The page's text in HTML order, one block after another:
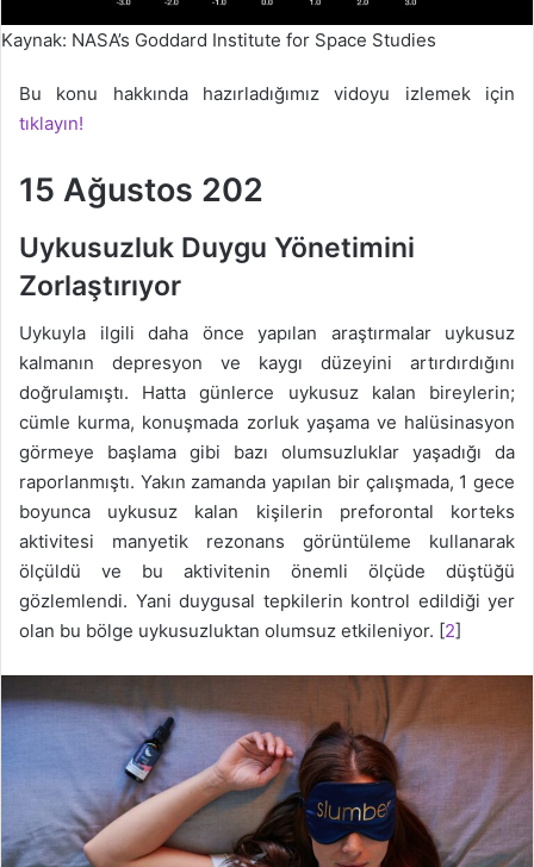
Kaynak: NASA’s Goddard Institute for Space Studies
Bu konu hakkında hazırladığımız vidoyu izlemek için
tıklayın!
15 Ağustos 202
Uykusuzluk Duygu Yönetimini
Zorlaştırıyor
Uykuyla ilgili daha önce yapılan araştırmalar uykusuz
kalmanın depresyon ve kaygı düzeyini artırdırdığını
doğrulamıştı. Hatta günlerce uykusuz kalan bireylerin;
cümle kurma, konuşmada zorluk yaşama ve halüsinasyon
görmeye başlama gibi bazı olumsuzluklar yaşadığı da
raporlanmıştı. Yakın zamanda yapılan bir çalışmada, 1 gece
boyunca uykusuz kalan kişilerin preforontal korteks
aktivitesi manyetik rezonans görüntüleme kullanarak
ölçüldü ve bu aktivitenin önemli ölçüde düştüğü
gözlemlendi. Yani duygusal tepkilerin kontrol edildiği yer
olan bu bölge uykusuzluktan olumsuz etkileniyor. [2]